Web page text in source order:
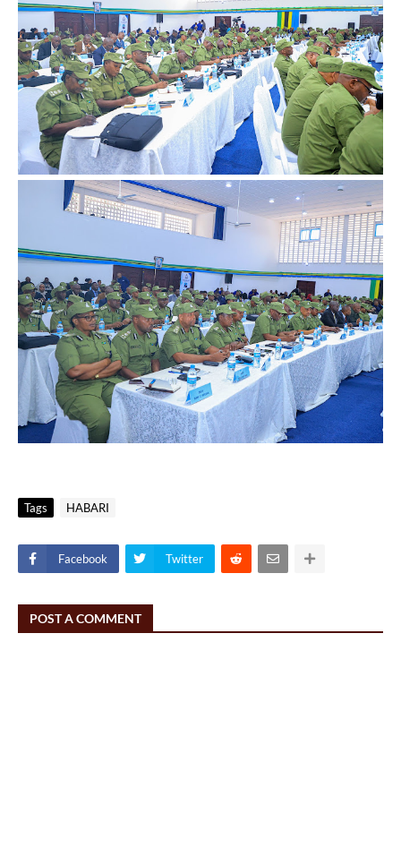
Tags HABARI
Facebook Twitter
POST A COMMENT